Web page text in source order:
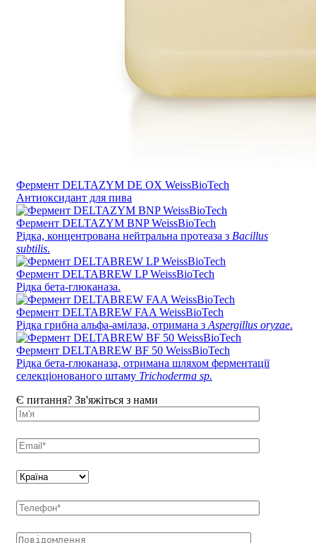
Фермент DELTAZYM DE OX WeissBioTech
Антиоксидант для пива
Фермент DELTAZYM BNP WeissBioTech
Рідка, концентрована нейтральна протеаза з Bacillus
subtilis.
Фермент DELTABREW LP WeissBioTech
Рідка бета-глюканаза.
Фермент DELTABREW FAA WeissBioTech
Рідка грибна альфа-амілаза, отримана з Aspergillus oryzae.
Фермент DELTABREW BF 50 WeissBioTech
Рідка бета-глюканаза, отримана шляхом ферментації
селекціонованого штаму Trichoderma sp.
Є питання? Зв'яжіться з нами